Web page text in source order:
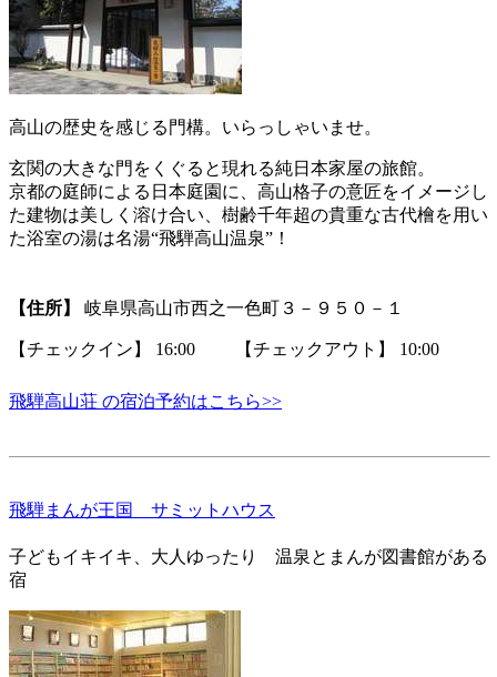
高山の歴史を感じる門構。いらっしゃいませ。
玄関の大きな門をくぐると現れる純日本家屋の旅館。
京都の庭師による日本庭園に、高山格子の意匠をイメージし
た建物は美しく溶け合い、樹齢千年超の貴重な古代檜を用い
た浴室の湯は名湯“飛騨高山温泉”！
【住所】 岐阜県高山市西之一色町３－９５０－１
【チェックイン】 16:00 【チェックアウト】 10:00
飛騨高山荘 の宿泊予約はこちら>>
飛騨まんが王国 サミットハウス
子どもイキイキ、大人ゆったり 温泉とまんが図書館がある
宿